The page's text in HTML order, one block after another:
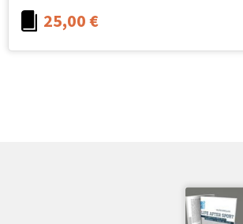
25,00€